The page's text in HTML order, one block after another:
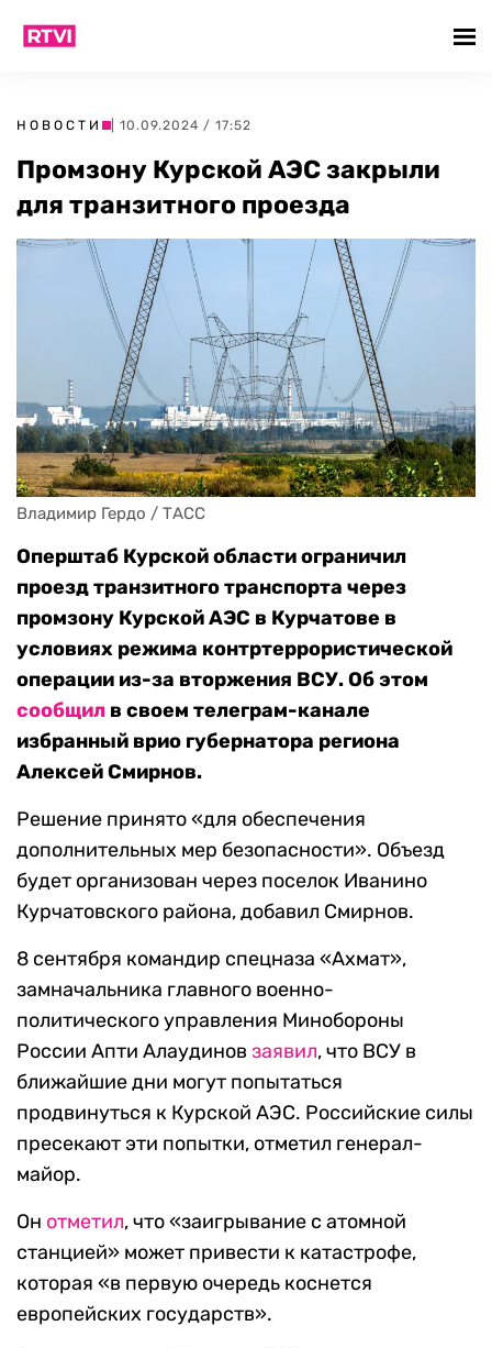
НОВОСТИ | 10.09.2024 / 17:52
Промзону Курской АЭС закрыли
для транзитного проезда
Владимир Гердо / ТАСС
Оперштаб Курской области ограничил
проезд транзитного транспорта через
промзону Курской АЭС в Курчатове в
условиях режима контртеррористической
операции из-за вторжения ВСУ. Об этом
сообщил в своем телеграм-канале
избранный врио губернатора региона
Алексей Смирнов.
Решение принято «для обеспечения
дополнительных мер безопасности». Объезд
будет организован через поселок Иванино
Курчатовского района, добавил Смирнов.
8 сентября командир спецназа «Ахмат»,
замначальника главного военно-
политического управления Минобороны
России Апти Алаудинов заявил, что ВСУ в
ближайшие дни могут попытаться
продвинуться к Курской АЭС. Российские силы
пресекают эти попытки, отметил генерал-
майор.
Он отметил, что «заигрывание с атомной
станцией» может привести к катастрофе,
которая «в первую очередь коснется
европейских государств».